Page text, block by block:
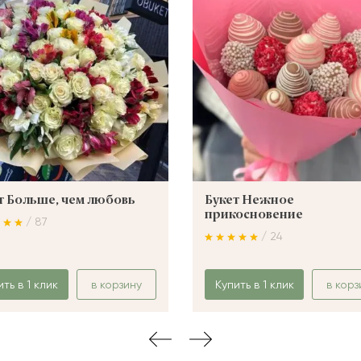
Больше, чем любовь
/ 87
в 1 клик в корзину
Букет Нежное
прикосновение
/ 24
Купить в 1 клик в